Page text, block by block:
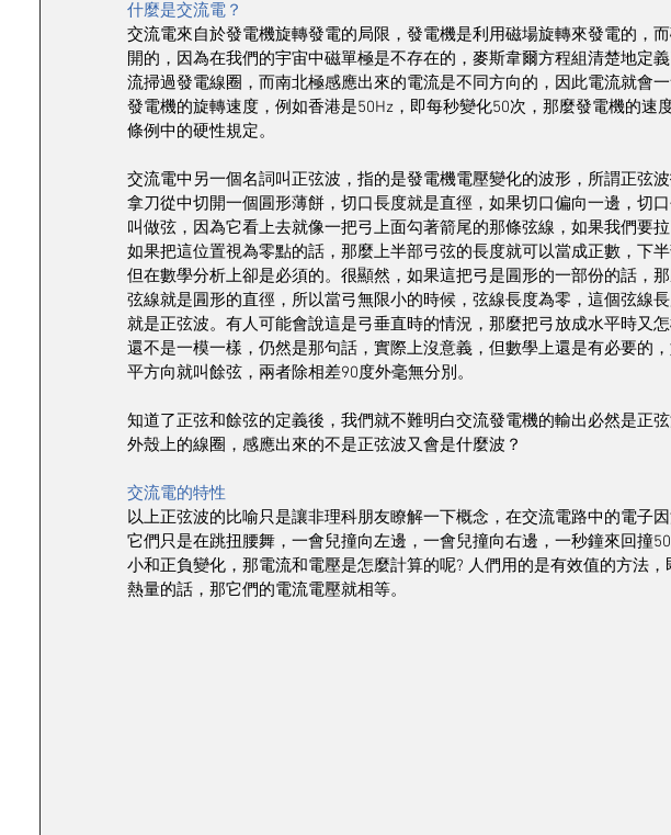
什麼是交流電？
交流電來自於發電機旋轉發電的局限，發電機是利用磁場旋轉來發電的，
開的，因為在我們的宇宙中磁單極是不存在的，麥斯韋爾方程組清楚地定
流掃過發電線圈，而南北極感應出來的電流是不同方向的，因此電流就會
發電機的旋轉速度，例如香港是50Hz，即每秒變化50次，那麼發電機的速
條例中的硬性規定。
交流電中另一個名詞叫正弦波，指的是發電機電壓變化的波形，所謂正弦
拿刀從中切開一個㘣形薄餅，切口長度就是直徑，如果切口偏向一邊，切
叫做弦，因為它看上去就像一把弓上面勾著箭尾的那條弦線，如果我們要
如果把這位置視為零點的話，那麼上半部弓弦的長度就可以當成正數，下
但在數學分析上卻是必須的。很顯然，如果這把弓是㘣形的一部份的話，
弦線就是㘣形的直徑，所以當弓無限小的時候，弦線長度為零，這個弦線
就是正弦波。有人可能會說這是弓垂直時的情況，那麼把弓放成水平時又
還不是一模一樣，仍然是那句話，實際上沒意義，但數學上還是有必要的
平方向就叫餘弦，兩者除相差90度外毫無分別。
知道了正弦和餘弦的定義後，我們就不難明白交流發電機的輸出必然是正
外殼上的線圈，感應出來的不是正弦波又會是什麼波？
交流電的特性
以上正弦波的比喻只是讓非理科朋友瞭解一下概念，在交流電路中的電子
它們只是在跳扭腰舞，一會兒撞向左邊，一會兒撞向右邊，一秒鐘來回撞
小和正負變化，那電流和電壓是怎麼計算的呢? 人們用的是有效值的方法
熱量的話，那它們的電流電壓就相等。